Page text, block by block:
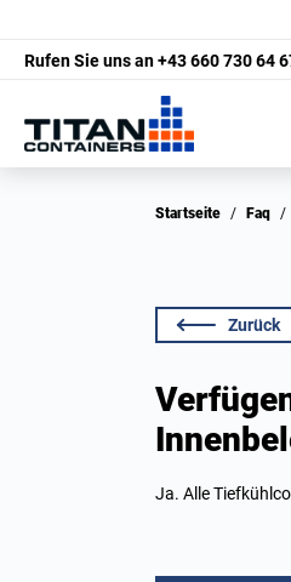
Rufen Sie uns an+43 660 730 64
Startseite / Faq /
Zurück
Ja. Alle